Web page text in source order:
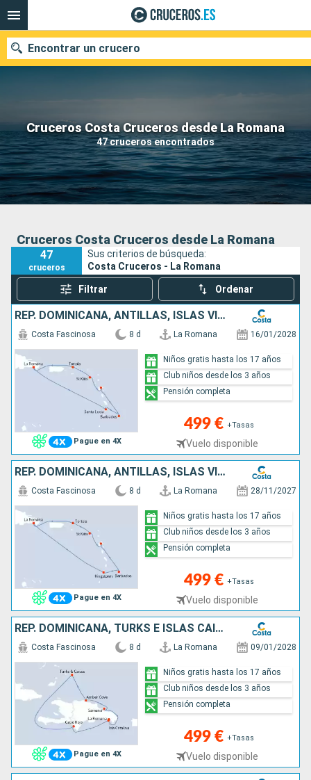
Cruceros Costa Cruceros desde La Romana
47 cruceros encontrados
Encontrar un crucero
Nuestros destinos
Fecha de salida
Puertos Compañías
Cruceros Costa Cruceros desde La Romana
47
cruceros
Sus criterios de búsqueda:
Costa Cruceros - La Romana
Filtrar Ordenar
REP. DOMINICANA, ANTILLAS, ISLAS VÍRGENES
Pague en 4X
Costa Fascinosa 8 d La Romana 16/01/2028
499 € +Tasas
Vuelo disponible
Niños gratis hasta los 17 años
Club niños desde los 3 años
Pensión completa
REP. DOMINICANA, ANTILLAS, ISLAS VÍRGENES
Pague en 4X
Costa Fascinosa 8 d La Romana 28/11/2027
499 € +Tasas
Vuelo disponible
Niños gratis hasta los 17 años
Club niños desde los 3 años
Pensión completa
REP. DOMINICANA, TURKS E ISLAS CAICOS
Pague en 4X
Costa Fascinosa 8 d La Romana 09/01/2028
499 € +Tasas
Vuelo disponible
Niños gratis hasta los 17 años
Club niños desde los 3 años
Pensión completa